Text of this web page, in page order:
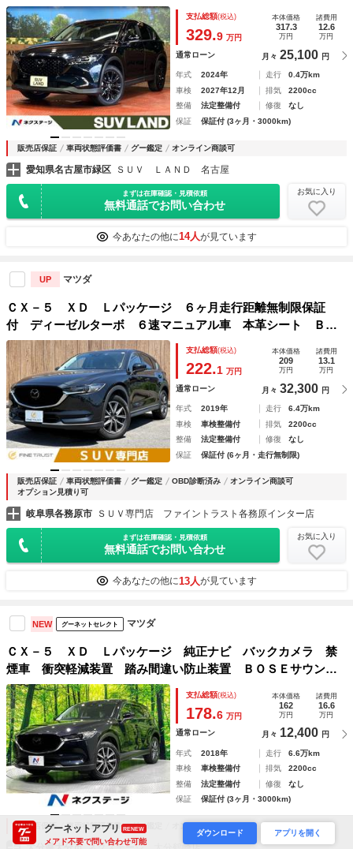
ークルーズ ブラインドスポットモニター ＬＥＤヘッド
シートヒーター ステアリングヒーター ヘッドアップディス
プレイ
支払総額(税込)
329.9 万円
本体価格
317.3
万円
諸費用
12.6
万円
通常ローン 月々 25,100 円
年式 2024年 走行
0.4万km
車検
2027年12月 排気
2200cc
整備
法定整備付 修復
なし
保証
保証付 (3ヶ月・3000km)
販売店保証 車両状態評価書 グー鑑定 オンライン商談可
愛知県名古屋市緑区 ＳＵＶ ＬＡＮＤ 名古屋
まずは在庫確認・見積依頼
無料通話でお問い合わせ
お気に入り
今あなたの他に14人が見ています
UP マツダ
ＣＸ－５ ＸＤ Ｌパッケージ ６ヶ月走行距離無制限保証
付 ディーゼルターボ ６速マニュアル車 本革シート ＢＯ
ＳＥサウンド 純正ナビ 全方位カメラ レーダークルーズ
衝突軽減ブレーキ クリアランスソナー ブラインドスポット
モニター
支払総額(税込)
222.1 万円
本体価格
209
万円
諸費用
13.1
万円
通常ローン 月々 32,300 円
年式 2019年 走行
6.4万km
車検
車検整備付 排気
2200cc
整備
法定整備付 修復
なし
保証
保証付 (6ヶ月・走行無制限)
販売店保証 車両状態評価書 グー鑑定 OBD診断済み
オンライン商談可
オプション見積り可
岐阜県各務原市 ＳＵＶ専門店 ファイントラスト各務原インター店
まずは在庫確認・見積依頼
無料通話でお問い合わせ
お気に入り
今あなたの他に13人が見ています
NEW グーネットセレクト マツダ
ＣＸ－５ ＸＤ Ｌパッケージ 純正ナビ バックカメラ 禁
煙車 衝突軽減装置 踏み間違い防止装置 ＢＯＳＥサウン
ド ブラインドスポットモニター 電動リアゲート ドラレ
コ フルセグ Ｂｌｕｅｔｏｏｔｈ再生 ＥＴＣ スマートキ
ー
支払総額(税込)
178.6 万円
本体価格
162
万円
諸費用
16.6
万円
通常ローン 月々 12,400 円
年式 2018年 走行
6.6万km
車検
車検整備付 排気
2200cc
整備
法定整備付 修復
なし
保証
保証付 (3ヶ月・3000km)
販売店保証 車両状態評価書 グー鑑定 オンライン商談可
グーネットアプリ RENEW
メアド不要で問い合わせ可能
ダウンロード アプリを開く